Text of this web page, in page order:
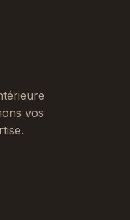
vos